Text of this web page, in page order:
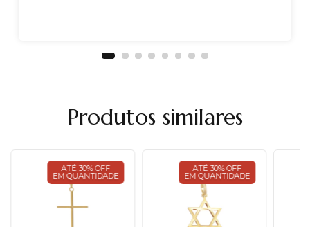
Produtos similares
ATÉ 30% OFF
EM QUANTIDADE
ATÉ 30% OFF
EM QUANTIDADE